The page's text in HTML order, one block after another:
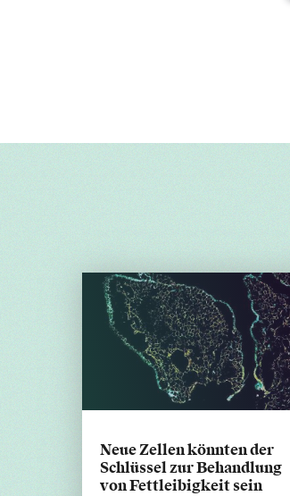
Neue Zellen könnten der
Schlüssel zur Behandlung
von Fettleibigkeit sein